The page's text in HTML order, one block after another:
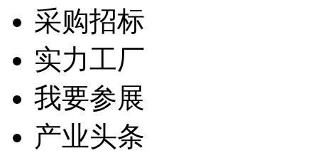
采购招标
实力工厂
我要参展
产业头条